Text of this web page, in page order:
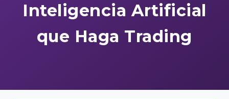
Inteligencia Artificial
que Haga Trading